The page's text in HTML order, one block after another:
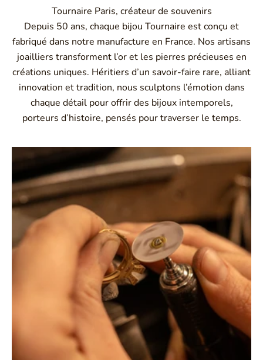
Tournaire Paris, créateur de souvenirs
Depuis 50 ans, chaque bijou Tournaire est conçu et
fabriqué dans notre manufacture en France. Nos artisans
joailliers transforment l’or et les pierres précieuses en
créations uniques. Héritiers d’un savoir-faire rare, alliant
innovation et tradition, nous sculptons l’émotion dans
chaque détail pour offrir des bijoux intemporels,
porteurs d’histoire, pensés pour traverser le temps.
Montbrison, Lyon, Paris
Philippe & mathieu tournaire
Créateurs joailliers, révolutionnent les codes de la
joaillerie traditionnelle en y apportant des formes et des
couleurs hors du commun. Au delà des modes, la
Maison Tournaire a forgé son style de caractère et
d'élévation en puisant dans ses voyages ainsi que ses
différentes rencontres.